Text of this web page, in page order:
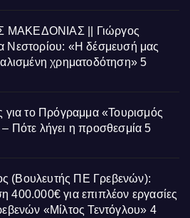
ΜΑΚΕΔΟΝΙΑΣ || Γιώργος
Νεστορίου: «Η δέσμευσή μας
χρηματοδότηση» 5
για το Πρόγραμμα «Τουρισμός
Πότε λήγει η προσθεσμία 5
(Βουλευτής ΠΕ Γρεβενών):
400.000€ για επιπλέον εργασίες
«Μίλτος Τεντόγλου» 4